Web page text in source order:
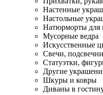
Настенные
Настольные
Натюрморты для
Мусорные ведра
Искусственные
Свечи,
Статуэтки,
Другие
Шкуры и ковры
Диваны в